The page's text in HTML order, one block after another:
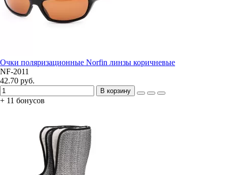
Очки поляризационные Norfin линзы коричневые
NF-2011
42.70 руб.
В корзину
+ 11 бонусов